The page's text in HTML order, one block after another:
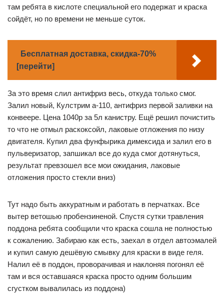
там ребята в кислоте специальной его подержат и краска
сойдёт, но по времени не меньше суток.
Бесплатная доставка, скидка-70%
[перейти]
За это время слил антифриз весь, откуда только смог.
Залил новый, Кулстрим а-110, антифриз первой заливки на
конвеере. Цена 1040р за 5л канистру. Ещё решил почистить
то что не отмыл раскоксойл, лаковые отложения по низу
двигателя. Купил два фунфырика димексида и залил его в
пульверизатор, запшикал все до куда смог дотянуться,
результат превзошел все мои ожидания, лаковые
отложения просто стекли вниз)
Тут надо быть аккуратным и работать в перчатках. Все
вытер ветошью пробензиненой. Спустя сутки травления
поддона ребята сообщили что краска сошла не полностью
к сожалению. Забираю как есть, заехал в отдел автоэмалей
и купил самую дешёвую смывку для краски в виде геля.
Налил её в поддон, проворачивая и наклоняя погонял её
там и вся оставшаяся краска просто одним большим
сгустком вывалилась из поддона)